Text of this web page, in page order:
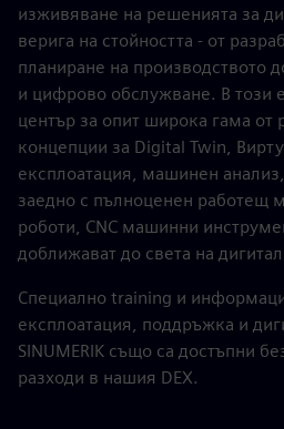
изживяване на решенията за
верига на стойността - от
планиране на производството
и цифрово обслужване. В този
център за опит широка гама
концепции за Digital Twin,
експлоатация, машинен
заедно с пълноценен работещ
роботи, CNC машинни
доближават до света на
Специално training и
експлоатация, поддръжка и
SINUMERIK също са достъпни
разходи в нашия DEX.